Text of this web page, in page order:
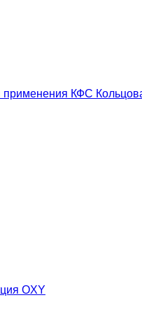
применения КФС
OXY